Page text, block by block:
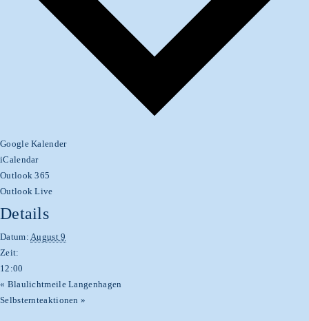
Google Kalender
iCalendar
Outlook 365
Outlook Live
Details
Datum: August 9
Zeit:
12:00
« Blaulichtmeile Langenhagen
Selbsternteaktionen»